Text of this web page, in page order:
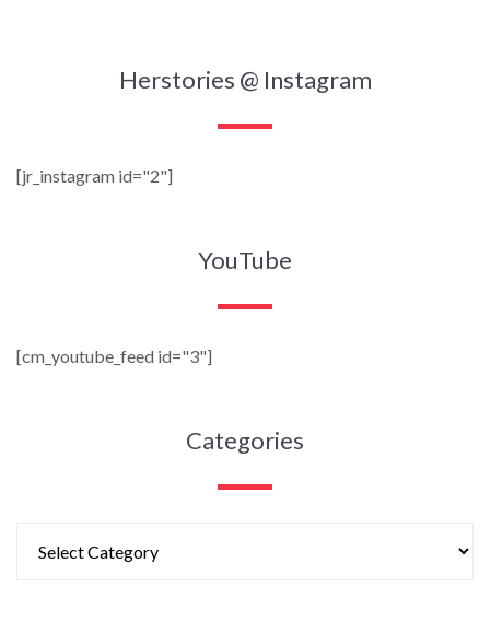
Herstories @ Instagram
[jr_instagram id="2"]
YouTube
[cm_youtube_feed id="3"]
Categories